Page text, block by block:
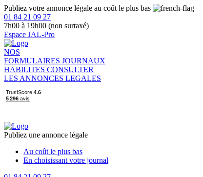
Publiez votre annonce légale au coût le plus bas
01 84 21 09 27
7h00 à 19h00 (non surtaxé)
Espace JAL-Pro
NOS
FORMULAIRES JOURNAUX
HABILITES CONSULTER
LES ANNONCES LEGALES
Publiez une annonce légale
Au coût le plus bas
En choisissant votre journal